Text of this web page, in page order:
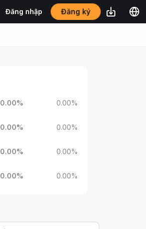
Đăng nhập Đăng ký
0.00% 0.00%
0.00% 0.00%
0.00% 0.00%
0.00% 0.00%